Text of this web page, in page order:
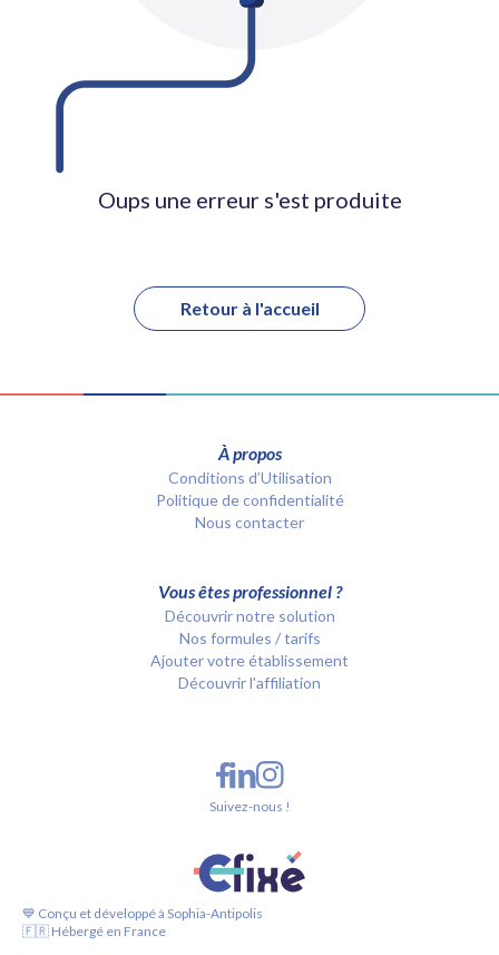
Oups une erreur s'est produite
Retour à l'accueil
À propos
Conditions d’Utilisation
Politique de confidentialité
Nous contacter
Vous êtes professionnel ?
Découvrir notre solution
Nos formules / tarifs
Ajouter votre établissement
Découvrir l'affiliation
💙 Conçu et développé à Sophia-Antipolis
🇫🇷 Hébergé en France
Suivez-nous !